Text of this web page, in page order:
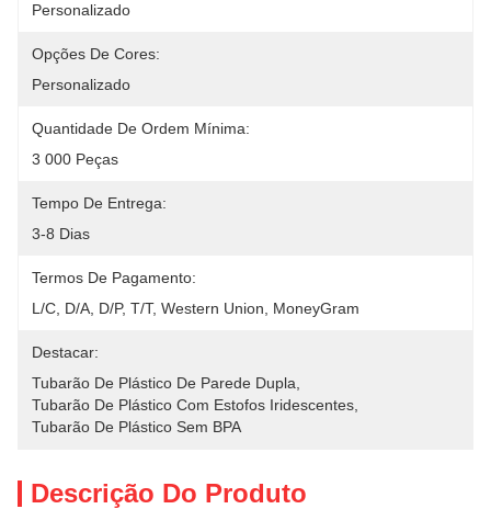
Personalizado
Opções De Cores:
Personalizado
Quantidade De Ordem Mínima:
3 000 Peças
Tempo De Entrega:
3-8 Dias
Termos De Pagamento:
L/C, D/A, D/P, T/T, Western Union, MoneyGram
Destacar:
Tubarão De Plástico De Parede Dupla
Tubarão De Plástico Com Estofos Iridescentes
Tubarão De Plástico Sem BPA
Descrição Do Produto